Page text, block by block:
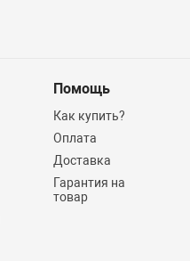
Помощь
Как купить?
Оплата
Доставка
Гарантия на
товар